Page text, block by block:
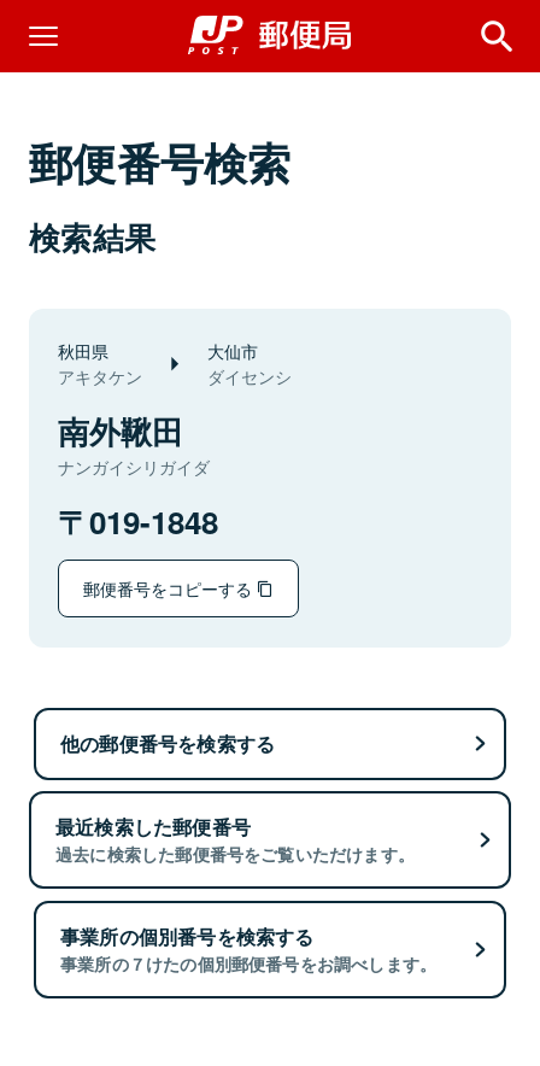
郵便番号検索
検索結果
秋田県
アキタケン
大仙市
ダイセンシ
南外鞦田
ナンガイシリガイダ
019-1848
郵便番号をコピーする
他の郵便番号を検索する
最近検索した郵便番号
過去に検索した郵便番号をご覧いただけます。
事業所の個別番号を検索する
事業所の７けたの個別郵便番号をお調べします。